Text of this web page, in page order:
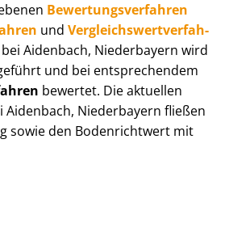
Be­wer­tungs­ver­fah­ren
und Ver­gleichs­wert­ver­fah­
Aidenbach, Niederbayern wird
und bei entsprechendem
bewertet. Die aktuellen
Niederbayern fließen
sowie den Bodenrichtwert mit